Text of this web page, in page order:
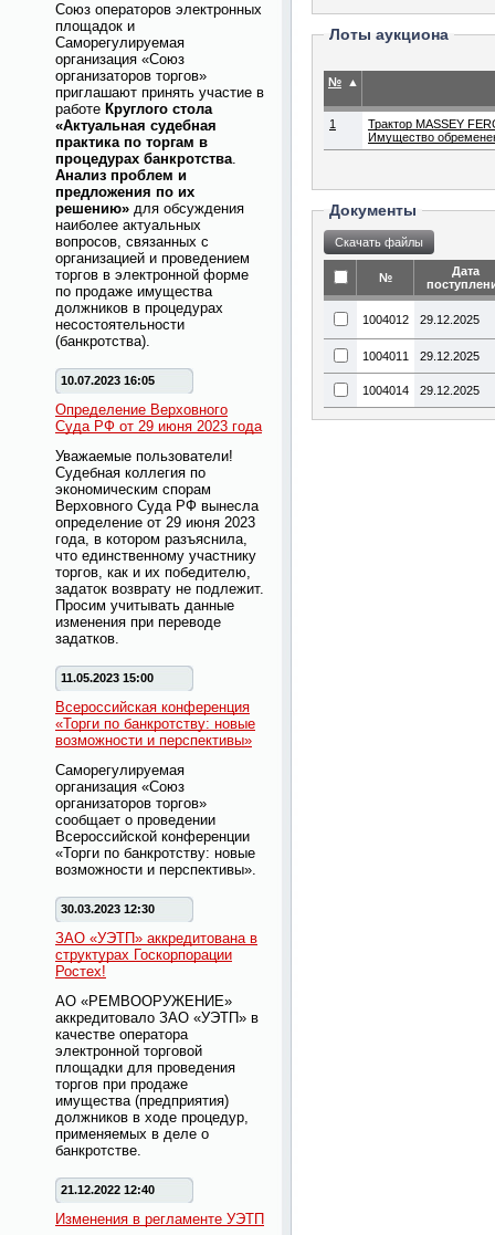
Союз операторов электронных
площадок и
Саморегулируемая
организация «Союз
организаторов торгов»
приглашают принять участие в
работе Круглого стола
«Актуальная судебная
практика по торгам в
процедурах банкротства.
Анализ проблем и
предложения по их
решению» для обсуждения
наиболее актуальных
вопросов, связанных с
организацией и проведением
торгов в электронной форме
по продаже имущества
должников в процедурах
несостоятельности
(банкротства).
10.07.2023 16:05
Определение Верховного
Суда РФ от 29 июня 2023 года
Уважаемые пользователи!
Судебная коллегия по
экономическим спорам
Верховного Суда РФ вынесла
определение от 29 июня 2023
года, в котором разъяснила,
что единственному участнику
торгов, как и их победителю,
задаток возврату не подлежит.
Просим учитывать данные
изменения при переводе
задатков.
11.05.2023 15:00
Всероссийская конференция
«Торги по банкротству: новые
возможности и перспективы»
Саморегулируемая
организация «Союз
организаторов торгов»
сообщает о проведении
Всероссийской конференции
«Торги по банкротству: новые
возможности и перспективы».
30.03.2023 12:30
ЗАО «УЭТП» аккредитована в
структурах Госкорпорации
Ростех!
АО «РЕМВООРУЖЕНИЕ»
аккредитовало ЗАО «УЭТП» в
качестве оператора
электронной торговой
площадки для проведения
торгов при продаже
имущества (предприятия)
должников в ходе процедур,
применяемых в деле о
банкротстве.
21.12.2022 12:40
Изменения в регламенте УЭТП
Лоты аукциона
№ ▲
1
Трактор MASSEY
Имущество
Документы
№
Дата
1004012 29.12.2025
1004011 29.12.2025
1004014 29.12.2025